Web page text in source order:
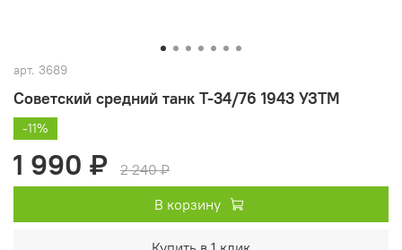
арт. 3689
Советский средний танк Т-34/76 1943 УЗТМ
-11%
1 990 ₽
2 240 ₽
В корзину